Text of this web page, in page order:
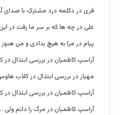
فری در دکلمه درد مشترک با صدای
علی درچه ها که بر سر ما رفت در
پیام در مرا به هیچ بدادی و من
آراسپ کاظمیان در بررسی ابتذال
مهیار در بررسی ابتذال در کلاب
آراسپ کاظمیان در بررسی ابتذال
آراسپ کاظمیان در مرگ را دانم ولی